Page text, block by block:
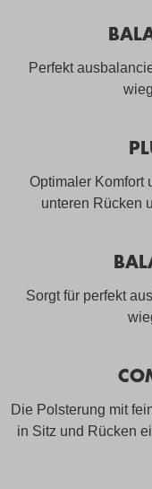
Perfekt
Optimaler Komfort
unteren Rücken
Sorgt für perfekt
Die Polsterung mit
in Sitz und Rücken